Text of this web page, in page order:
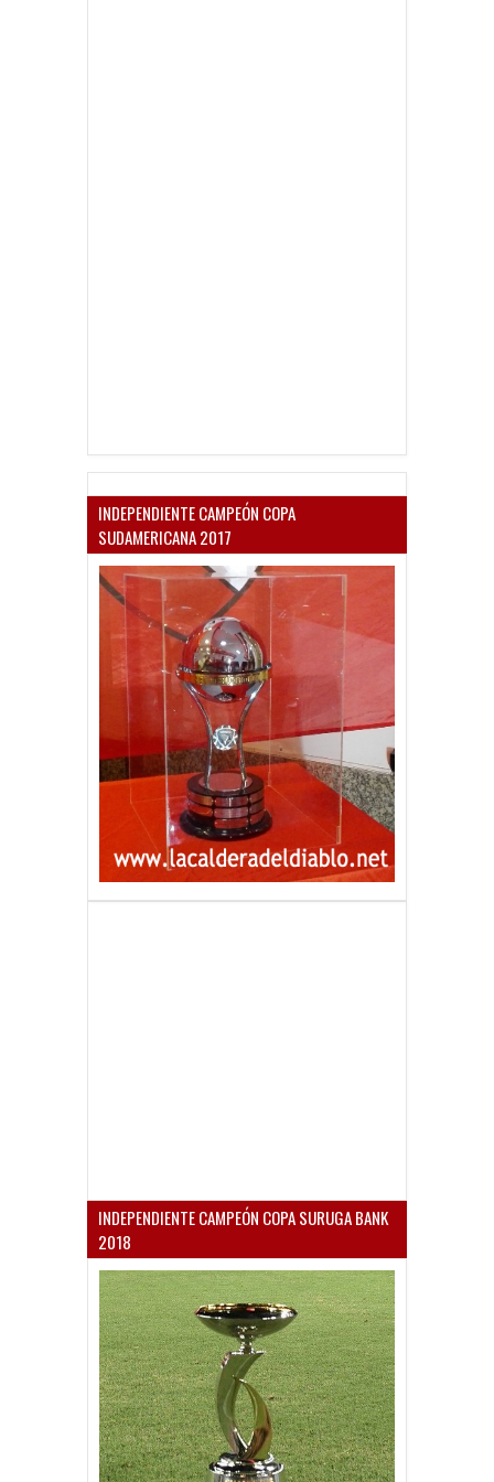
INDEPENDIENTE CAMPEÓN COPA
SUDAMERICANA 2017
INDEPENDIENTE CAMPEÓN COPA SURUGA BANK
2018